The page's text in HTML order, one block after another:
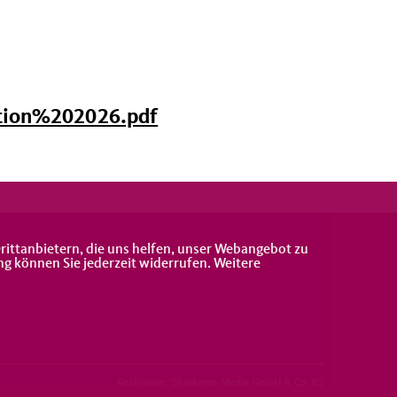
die uns helfen, unser Webangebot zu
können Sie jederzeit widerrufen. Weitere